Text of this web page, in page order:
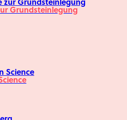
Grundsteinlegung